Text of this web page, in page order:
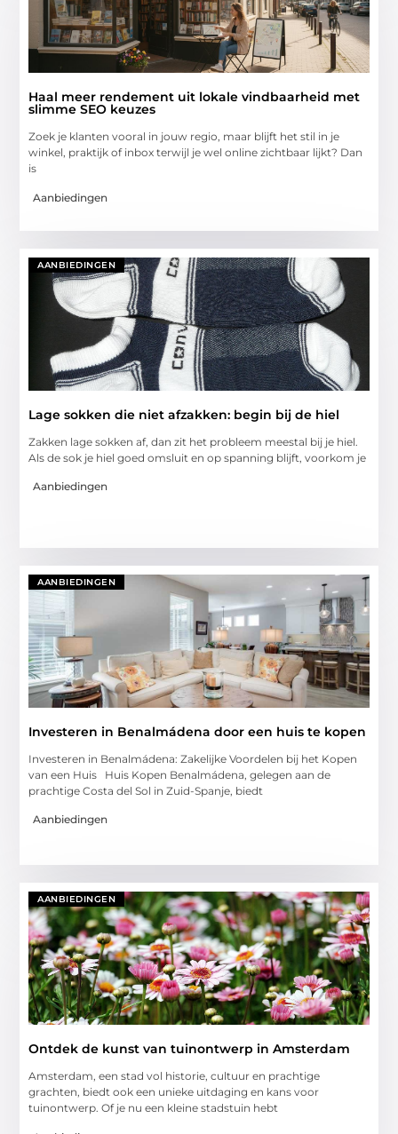
Haal meer rendement uit lokale vindbaarheid met
slimme SEO keuzes
Zoek je klanten vooral in jouw regio, maar blijft het stil in je
winkel, praktijk of inbox terwijl je wel online zichtbaar lijkt? Dan
is
Aanbiedingen
AANBIEDINGEN
Lage sokken die niet afzakken: begin bij de hiel
Zakken lage sokken af, dan zit het probleem meestal bij je hiel.
Als de sok je hiel goed omsluit en op spanning blijft, voorkom je
Aanbiedingen
AANBIEDINGEN
Investeren in Benalmádena door een huis te kopen
Investeren in Benalmádena: Zakelijke Voordelen bij het Kopen
van een Huis Huis Kopen Benalmádena, gelegen aan de
prachtige Costa del Sol in Zuid-Spanje, biedt
Aanbiedingen
AANBIEDINGEN
Ontdek de kunst van tuinontwerp in Amsterdam
Amsterdam, een stad vol historie, cultuur en prachtige
grachten, biedt ook een unieke uitdaging en kans voor
tuinontwerp. Of je nu een kleine stadstuin hebt